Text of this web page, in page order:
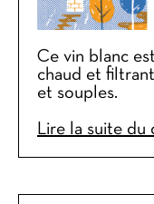
Ce vin blanc
chaud et
et souples.
Lire la suite du